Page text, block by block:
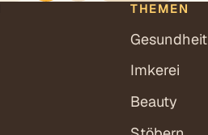
THEMEN
Gesundheit
Imkerei
Beauty